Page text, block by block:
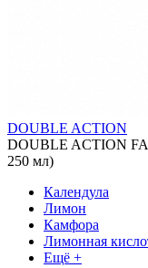
DOUBLE ACTION
DOUBLE ACTION
250 мл)
Календула
Лимон
Камфора
Лимонная
Ещё +